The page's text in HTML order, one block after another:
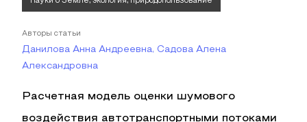
Авторы статьи
Данилова Анна Андреевна, Садова Алена
Александровна
Расчетная модель оценки шумового
воздействия автотранспортными потоками